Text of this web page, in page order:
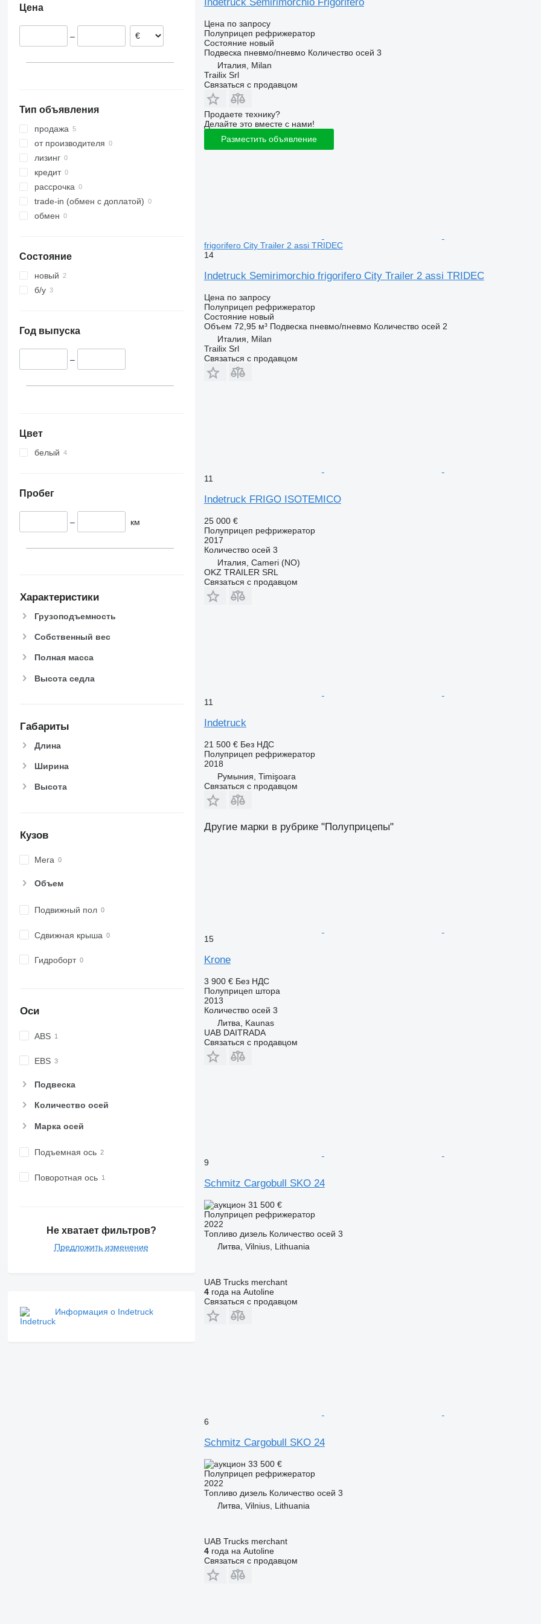
Цена
–
Тип объявления
продажа
от производителя
лизинг
кредит
рассрочка
trade-in (обмен с доплатой)
обмен
Состояние
новый
б/у
Год выпуска
–
Цвет
белый
Пробег
– км
Характеристики
Грузоподъемность
Собственный вес
Полная масса
Высота седла
Габариты
Длина
Ширина
Высота
Кузов
Мега
Объем
Подвижный пол
Сдвижная крыша
Гидроборт
Оси
ABS
EBS
Подвеска
Количество осей
Марка осей
Подъемная ось
Поворотная ось
Не хватает фильтров?
Предложить изменение
Информация о Indetruck
Цена по запросу
Полуприцеп рефрижератор
Состояниеновый
Подвеска пневмо/пневмо Количество осей 3
Италия, Milan
Trailix Srl
Связаться с продавцом
Продаете технику?
Делайте это вместе с нами!
Разместить объявление
frigorifero City Trailer 2 assi TRIDEC
14
Indetruck Semirimorchio frigorifero City Trailer 2 assi TRIDEC
Цена по запросу
Полуприцеп рефрижератор
Состояниеновый
Объем 72,95 м³ Подвеска пневмо/пневмо Количество осей 2
Италия, Milan
Trailix Srl
Связаться с продавцом
11
Indetruck FRIGO ISOTEMICO
25 000 €
Полуприцеп рефрижератор
2017
Количество осей 3
Италия, Cameri (NO)
OKZ TRAILER SRL
Связаться с продавцом
11
Indetruck
21 500 € Без НДС
Полуприцеп рефрижератор
2018
Румыния, Timişoara
Связаться с продавцом
Другие марки в рубрике "Полуприцепы"
15
Krone
3 900 € Без НДС
Полуприцеп штора
2013
Количество осей 3
Литва, Kaunas
UAB DAITRADA
Связаться с продавцом
9
Schmitz Cargobull SKO 24
31 500 €
Полуприцеп рефрижератор
2022
Топливо дизель Количество осей 3
Литва, Vilnius, Lithuania
UAB Trucks merchant
4года на Autoline
Связаться с продавцом
6
Schmitz Cargobull SKO 24
33 500 €
Полуприцеп рефрижератор
2022
Топливо дизель Количество осей 3
Литва, Vilnius, Lithuania
UAB Trucks merchant
4года на Autoline
Связаться с продавцом